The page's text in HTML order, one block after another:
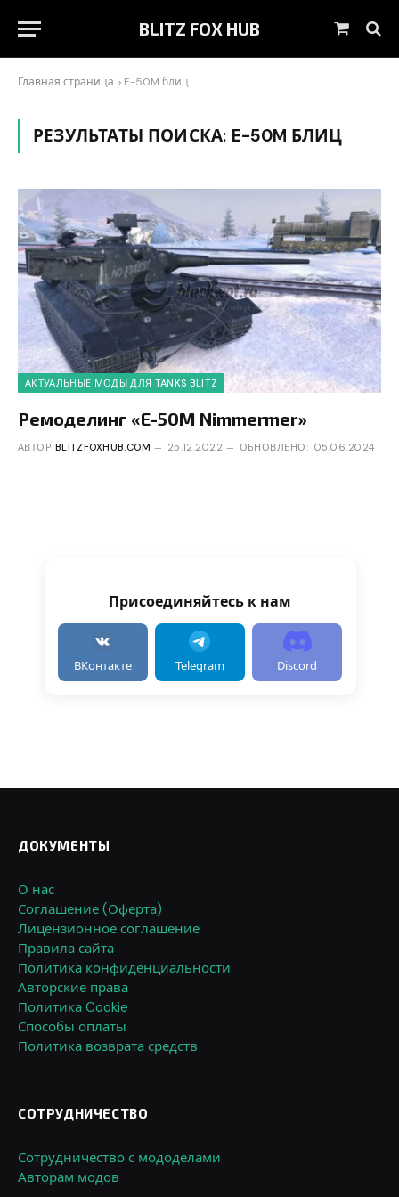
BLITZ FOX HUB Корзина
Главная страница » E-50M блиц
РЕЗУЛЬТАТЫ ПОИСКА: E-50M БЛИЦ
АКТУАЛЬНЫЕ МОДЫ ДЛЯ TANKS BLITZ
Ремоделинг «E-50M Nimmermer»
АВТОР BLITZFOXHUB.COM 25.12.2022 ОБНОВЛЕНО: 05.06.2024
Присоединяйтесь к нам
ВКонтакте Telegram Discord
ДОКУМЕНТЫ
О нас
Соглашение (Оферта)
Лицензионное соглашение
Правила сайта
Политика конфиденциальности
Авторские права
Политика Cookie
Способы оплаты
Политика возврата средств
СОТРУДНИЧЕСТВО
Сотрудничество с мододелами
Авторам модов